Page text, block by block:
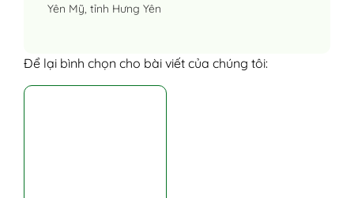
Yên Mỹ, tỉnh Hưng Yên
Để lại bình chọn cho bài viết của chúng tôi: